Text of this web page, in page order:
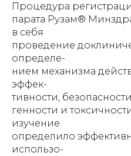
Процедура
парата Рузам®
в себя
проведение
определе-
нием механизма
эффек-
тивности,
генности и
изучение
определило
использо-